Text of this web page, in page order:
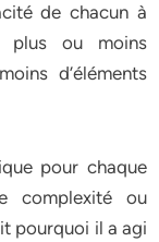
de chacun à
plus ou moins
d’éléments
pour chaque
complexité ou
pourquoi il a agi